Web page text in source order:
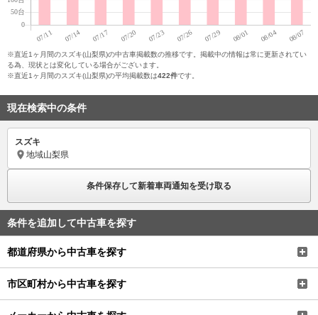
※直近1ヶ月間のスズキ(山梨県)の中古車掲載数の推移です。掲載中の情報は常に更新されてい
る為、現状とは変化している場合がございます。
※直近1ヶ月間のスズキ(山梨県)の平均掲載数は422件です。
現在検索中の条件
スズキ
地域山梨県
条件保存して新着車両通知を受け取る
条件を追加して中古車を探す
都道府県から中古車を探す
市区町村から中古車を探す